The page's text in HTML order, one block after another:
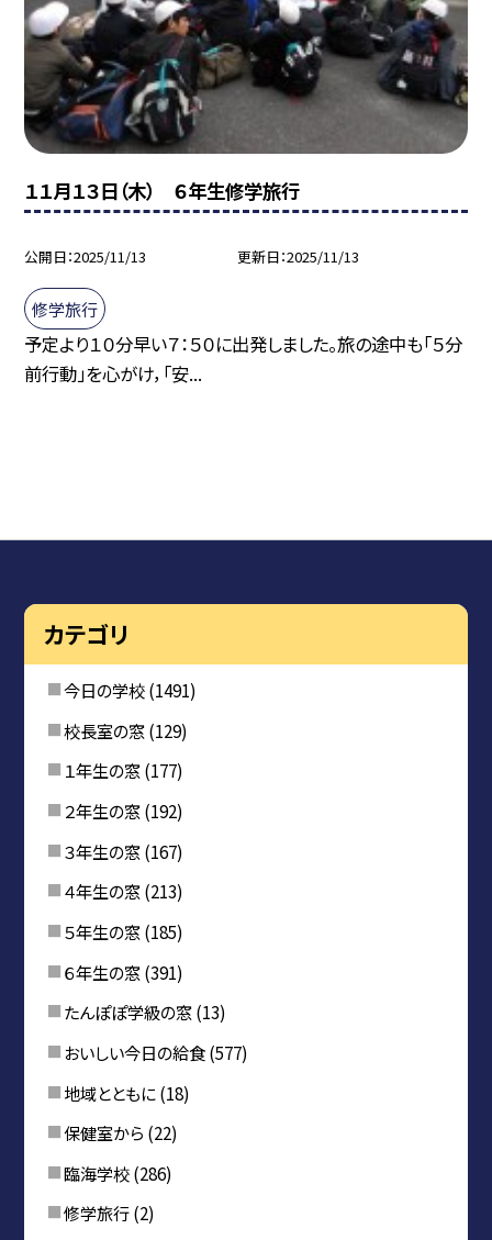
１１月１３日（木） ６年生修学旅行
公開日 2025/11/13 更新日 2025/11/13
修学旅行
予定より１０分早い７：５０に出発しました。旅の途中も「５分
前行動」を心がけ，「安...
カテゴリ
今日の学校(1491)
校長室の窓(129)
１年生の窓(177)
２年生の窓(192)
３年生の窓(167)
４年生の窓(213)
５年生の窓(185)
６年生の窓(391)
たんぽぽ学級の窓(13)
おいしい今日の給食(577)
地域とともに(18)
保健室から (22)
臨海学校(286)
修学旅行(2)